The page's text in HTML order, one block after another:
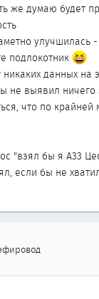
же думаю будет
улучшилась -
подлокотник
данных на
выявил ничего
что по
"взял бы я А33
если бы не